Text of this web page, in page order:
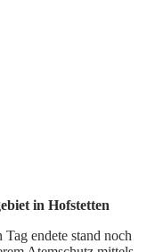
in Hofstetten
endete stand noch